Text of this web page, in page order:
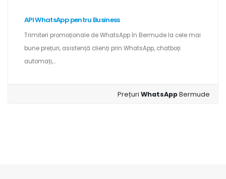
API WhatsApp pentru Business
Trimiteri promoționale de WhatsApp în Bermude la cele mai
bune prețuri, asistență clienți prin WhatsApp, chatboți
automați,...
PrețuriWhatsAppBermude